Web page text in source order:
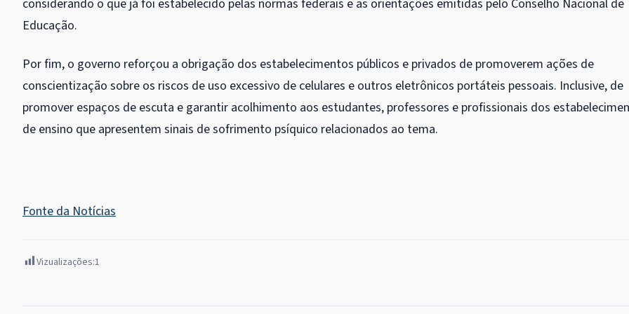
considerando o que já foi estabelecido pelas normas federais e as orientações emitidas pelo Conselho Nacional de
Educação.
Por fim, o governo reforçou a obrigação dos estabelecimentos públicos e privados de promoverem ações de
conscientização sobre os riscos de uso excessivo de celulares e outros eletrônicos portáteis pessoais. Inclusive, de
promover espaços de escuta e garantir acolhimento aos estudantes, professores e profissionais dos
de ensino que apresentem sinais de sofrimento psíquico relacionados ao tema.
Fonte da Notícias
Vizualizações:1